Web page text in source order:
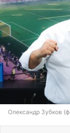
Олександр Зубков